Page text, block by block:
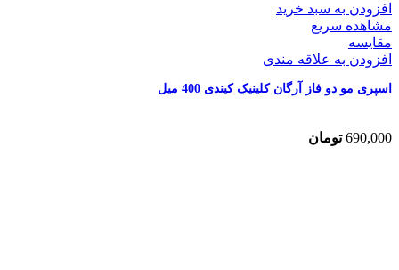
افزودن به سبد خرید
مشاهده سریع
مقایسه
افزودن به علاقه مندی
اسپری مو دو فاز آرگان کلینیک کیندی 400 میل
690,000 تومان